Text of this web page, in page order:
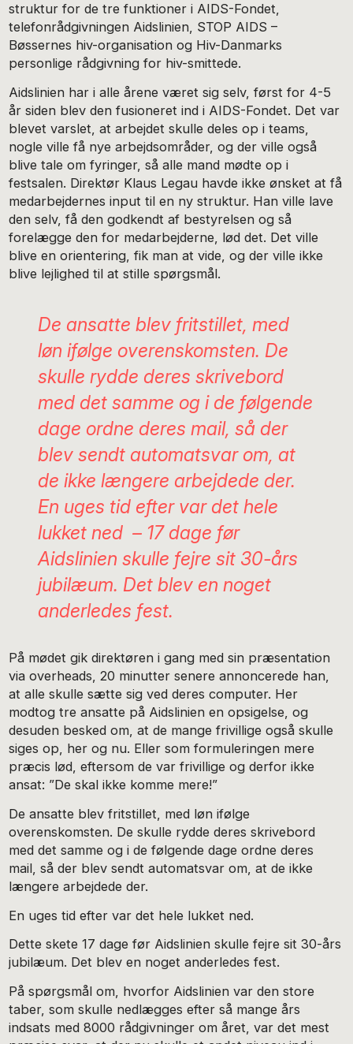
struktur for de tre funktioner i AIDS-Fondet,
telefonrådgivningen Aidslinien, STOP AIDS –
Bøssernes hiv-organisation og Hiv-Danmarks
personlige rådgivning for hiv-smittede.
Aidslinien har i alle årene været sig selv, først for 4-5
år siden blev den fusioneret ind i AIDS-Fondet. Det var
blevet varslet, at arbejdet skulle deles op i teams,
nogle ville få nye arbejdsområder, og der ville også
blive tale om fyringer, så alle mand mødte op i
festsalen. Direktør Klaus Legau havde ikke ønsket at få
medarbejdernes input til en ny struktur. Han ville lave
den selv, få den godkendt af bestyrelsen og så
forelægge den for medarbejderne, lød det. Det ville
blive en orientering, fik man at vide, og der ville ikke
blive lejlighed til at stille spørgsmål.
De ansatte blev fritstillet, med
løn ifølge overenskomsten. De
skulle rydde deres skrivebord
med det samme og i de følgende
dage ordne deres mail, så der
blev sendt automatsvar om, at
de ikke længere arbejdede der.
En uges tid efter var det hele
lukket ned – 17 dage før
Aidslinien skulle fejre sit 30-års
jubilæum. Det blev en noget
anderledes fest.
På mødet gik direktøren i gang med sin præsentation
via overheads, 20 minutter senere annoncerede han,
at alle skulle sætte sig ved deres computer. Her
modtog tre ansatte på Aidslinien en opsigelse, og
desuden besked om, at de mange frivillige også skulle
siges op, her og nu. Eller som formuleringen mere
præcis lød, eftersom de var frivillige og derfor ikke
ansat: ”De skal ikke komme mere!”
De ansatte blev fritstillet, med løn ifølge
overenskomsten. De skulle rydde deres skrivebord
med det samme og i de følgende dage ordne deres
mail, så der blev sendt automatsvar om, at de ikke
længere arbejdede der.
En uges tid efter var det hele lukket ned.
Dette skete 17 dage før Aidslinien skulle fejre sit 30-års
jubilæum. Det blev en noget anderledes fest.
På spørgsmål om, hvorfor Aidslinien var den store
taber, som skulle nedlægges efter så mange års
indsats med 8000 rådgivninger om året, var det mest